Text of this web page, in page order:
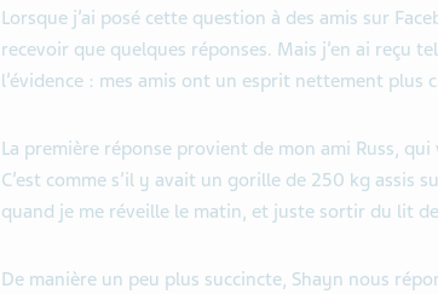
Lorsque j’ai posé cette question à des amis sur
recevoir que quelques réponses. Mais j’en ai reçu
l’évidence : mes amis ont un esprit nettement plus
La première réponse provient de mon ami Russ,
C’est comme s’il y avait un gorille de 250 kg assis
quand je me réveille le matin, et juste sortir du lit
De manière un peu plus succincte, Shayn nous